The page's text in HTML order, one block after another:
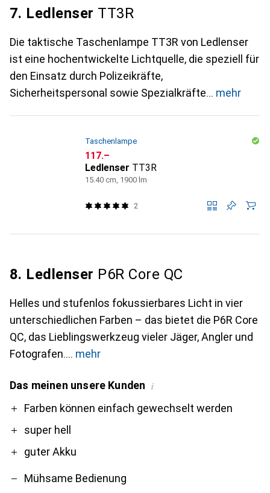
7. Ledlenser TT3R
Die taktische Taschenlampe TT3R von Ledlenser
ist eine hochentwickelte Lichtquelle, die speziell für
den Einsatz durch Polizeikräfte,
Sicherheitspersonal sowie Spezialkräfte
mehr
Taschenlampe
CHF
117.–
Ledlenser TT3R
15.40 cm, 1900 lm
2
8. Ledlenser P6R Core QC
Helles und stufenlos fokussierbares Licht in vier
unterschiedlichen Farben – das bietet die P6R Core
QC, das Lieblingswerkzeug vieler Jäger, Angler und
Fotografen.
mehr
Das meinen unsere Kunden i
ProFarben können einfach gewechselt werden
super hell
guter Akku
Contra
Mühsame Bedienung